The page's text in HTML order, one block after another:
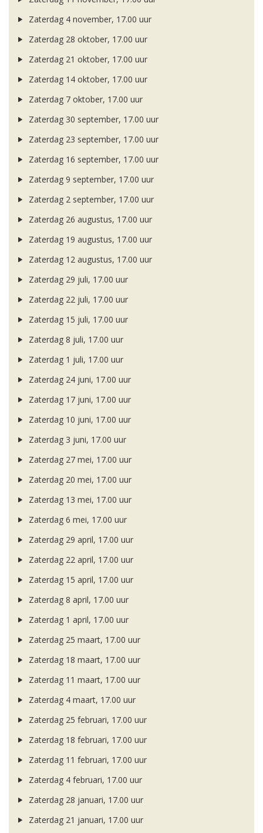
Zaterdag 4 november, 17.00 uur
Zaterdag 28 oktober, 17.00 uur
Zaterdag 21 oktober, 17.00 uur
Zaterdag 14 oktober, 17.00 uur
Zaterdag 7 oktober, 17.00 uur
Zaterdag 30 september, 17.00 uur
Zaterdag 23 september, 17.00 uur
Zaterdag 16 september, 17.00 uur
Zaterdag 9 september, 17.00 uur
Zaterdag 2 september, 17.00 uur
Zaterdag 26 augustus, 17.00 uur
Zaterdag 19 augustus, 17.00 uur
Zaterdag 12 augustus, 17.00 uur
Zaterdag 29 juli, 17.00 uur
Zaterdag 22 juli, 17.00 uur
Zaterdag 15 juli, 17.00 uur
Zaterdag 8 juli, 17.00 uur
Zaterdag 1 juli, 17.00 uur
Zaterdag 24 juni, 17.00 uur
Zaterdag 17 juni, 17.00 uur
Zaterdag 10 juni, 17.00 uur
Zaterdag 3 juni, 17.00 uur
Zaterdag 27 mei, 17.00 uur
Zaterdag 20 mei, 17.00 uur
Zaterdag 13 mei, 17.00 uur
Zaterdag 6 mei, 17.00 uur
Zaterdag 29 april, 17.00 uur
Zaterdag 22 april, 17.00 uur
Zaterdag 15 april, 17.00 uur
Zaterdag 8 april, 17.00 uur
Zaterdag 1 april, 17.00 uur
Zaterdag 25 maart, 17.00 uur
Zaterdag 18 maart, 17.00 uur
Zaterdag 11 maart, 17.00 uur
Zaterdag 4 maart, 17.00 uur
Zaterdag 25 februari, 17.00 uur
Zaterdag 18 februari, 17.00 uur
Zaterdag 11 februari, 17.00 uur
Zaterdag 4 februari, 17.00 uur
Zaterdag 28 januari, 17.00 uur
Zaterdag 21 januari, 17.00 uur